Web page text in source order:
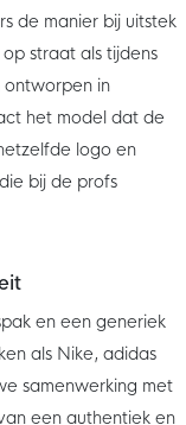
de manier bij uitstek
straat als tijdens
ontworpen in
het model dat de
logo en
bij de profs
en een generiek
als Nike, adidas
samenwerking met
een authentiek en